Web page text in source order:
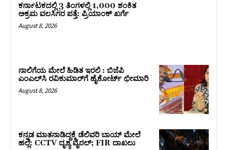
ಕರ್ನಾಟಕದಲ್ಲಿ 3 ತಿಂಗಳಲ್ಲಿ 1,000 ಶಂಕಿತ
ಅಕ್ರಮ ವಲಸಿಗರ ಪತ್ತೆ: ಪ್ರಿಯಾಂಕ್‌ ಖರ್ಗೆ
August 8, 2026
ನಾಲಿಗೆಯ ಮೇಲೆ ಹಿಡಿತ ಇರಲಿ : ಬಿಜೆಪಿ
ಎಂಎಲ್‌ಸಿ ರವಿಕುಮಾರ್‌ಗೆ ಹೈಕೋರ್ಟ್ ಛೀಮಾರಿ
August 8, 2026
ಕನ್ನಡ ಮಾತನಾಡಿದ್ದಕ್ಕೆ ಡೆಲಿವರಿ ಬಾಯ್ ಮೇಲೆ
ಹಲ್ಲೆ: CCTV ದೃಶ್ಯ ವೈರಲ್; FIR ದಾಖಲು